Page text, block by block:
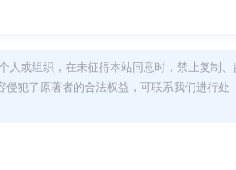
人或组织，在未征得本站同意时，禁止复制、
犯了原著者的合法权益，可联系我们进行处